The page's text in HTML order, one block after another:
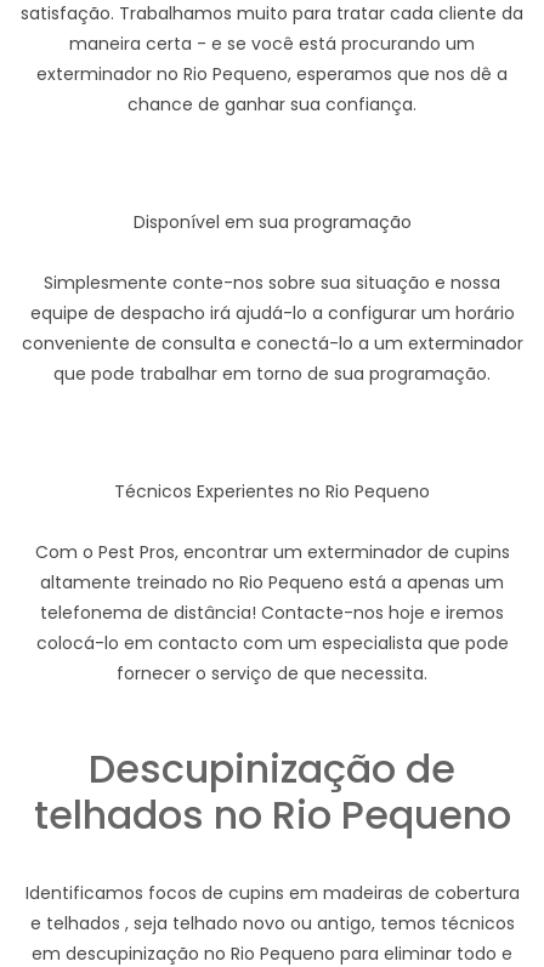
satisfação. Trabalhamos muito para tratar cada cliente da
maneira certa - e se você está procurando um
exterminador no Rio Pequeno, esperamos que nos dê a
chance de ganhar sua confiança.
Disponível em sua programação
Simplesmente conte-nos sobre sua situação e nossa
equipe de despacho irá ajudá-lo a configurar um horário
conveniente de consulta e conectá-lo a um exterminador
que pode trabalhar em torno de sua programação.
Técnicos Experientes no Rio Pequeno
Com o Pest Pros, encontrar um exterminador de cupins
altamente treinado no Rio Pequeno está a apenas um
telefonema de distância! Contacte-nos hoje e iremos
colocá-lo em contacto com um especialista que pode
fornecer o serviço de que necessita.
Descupinização de
telhados no Rio Pequeno
Identificamos focos de cupins em madeiras de cobertura
e telhados , seja telhado novo ou antigo, temos técnicos
em descupinização no Rio Pequeno para eliminar todo e